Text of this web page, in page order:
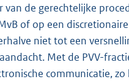
de gerechtelijke
of op een
niet tot een
Met de PVV-
communicatie,